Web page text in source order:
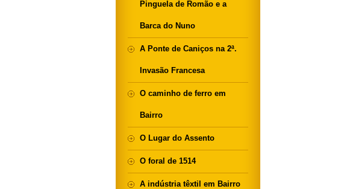
Pinguela de Romão e a
Barca do Nuno
A Ponte de Caniços na 2ª.
Invasão Francesa
O caminho de ferro em
Bairro
O Lugar do Assento
O foral de 1514
A indústria têxtil em Bairro